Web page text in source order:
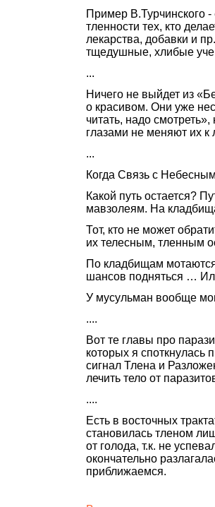
Пример В.Турчинского
тленности тех, кто
лекарства, добавки и
тщедушные, хлибые
...
Ничего не выйдет из
о красивом. Они уже
читать, надо
глазами не меняют их к
...
Когда Связь с
Какой путь остается?
мавзолеям. На
Тот, кто не может
их телесным, тленным
По кладбищам
шансов подняться …
У мусульман вообще
....
Вот те главы про
которых я споткнулась
сигнал Тлена и
лечить тело от
....
Есть в восточных
становилась тленом
от голода, т.к. не
окончательно
приближаемся.